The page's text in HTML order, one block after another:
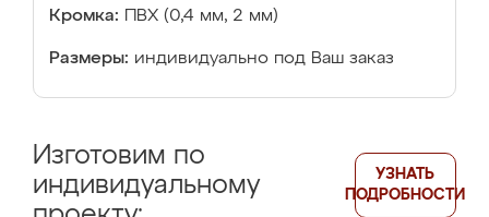
Кромка: ПВХ (0,4 мм, 2 мм)
Размеры: индивидуально под Ваш заказ
Изготовим по
индивидуальному
УЗНАТЬ
ПОДРОБНОСТИ